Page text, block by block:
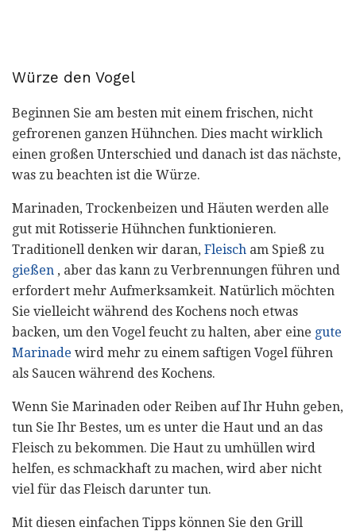
Würze den Vogel
Beginnen Sie am besten mit einem frischen, nicht
gefrorenen ganzen Hühnchen. Dies macht wirklich
einen großen Unterschied und danach ist das nächste,
was zu beachten ist die Würze.
Marinaden, Trockenbeizen und Häuten werden alle
gut mit Rotisserie Hühnchen funktionieren.
Traditionell denken wir daran, Fleisch am Spieß zu
gießen , aber das kann zu Verbrennungen führen und
erfordert mehr Aufmerksamkeit. Natürlich möchten
Sie vielleicht während des Kochens noch etwas
backen, um den Vogel feucht zu halten, aber eine gute
Marinade wird mehr zu einem saftigen Vogel führen
als Saucen während des Kochens.
Wenn Sie Marinaden oder Reiben auf Ihr Huhn geben,
tun Sie Ihr Bestes, um es unter die Haut und an das
Fleisch zu bekommen. Die Haut zu umhüllen wird
helfen, es schmackhaft zu machen, wird aber nicht
viel für das Fleisch darunter tun.
Mit diesen einfachen Tipps können Sie den Grill